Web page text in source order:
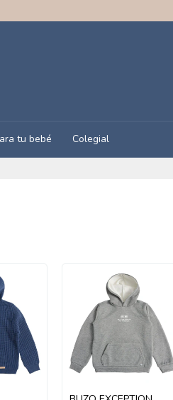
tu bebé Colegial